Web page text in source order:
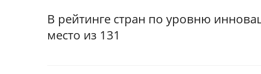
В рейтинге стран по уровню
место из 131